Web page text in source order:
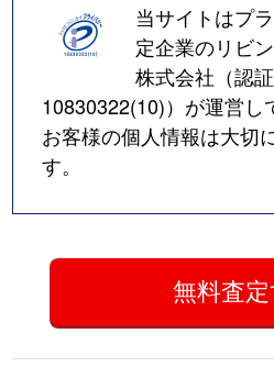
当サイトはプ
定企業のリビ
株式会社（認
10830322(10)）が運営し
お客様の個人情報は大切
す。